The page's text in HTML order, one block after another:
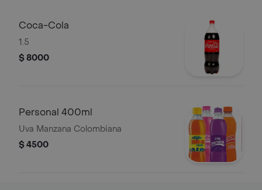
Coca-Cola
1.5
$ 8000
Personal 400ml
Uva Manzana Colombiana
$ 4500